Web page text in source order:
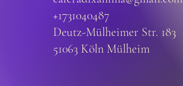
+1731040487
Deutz-Mülheimer Str. 183
51063 Köln Mülheim